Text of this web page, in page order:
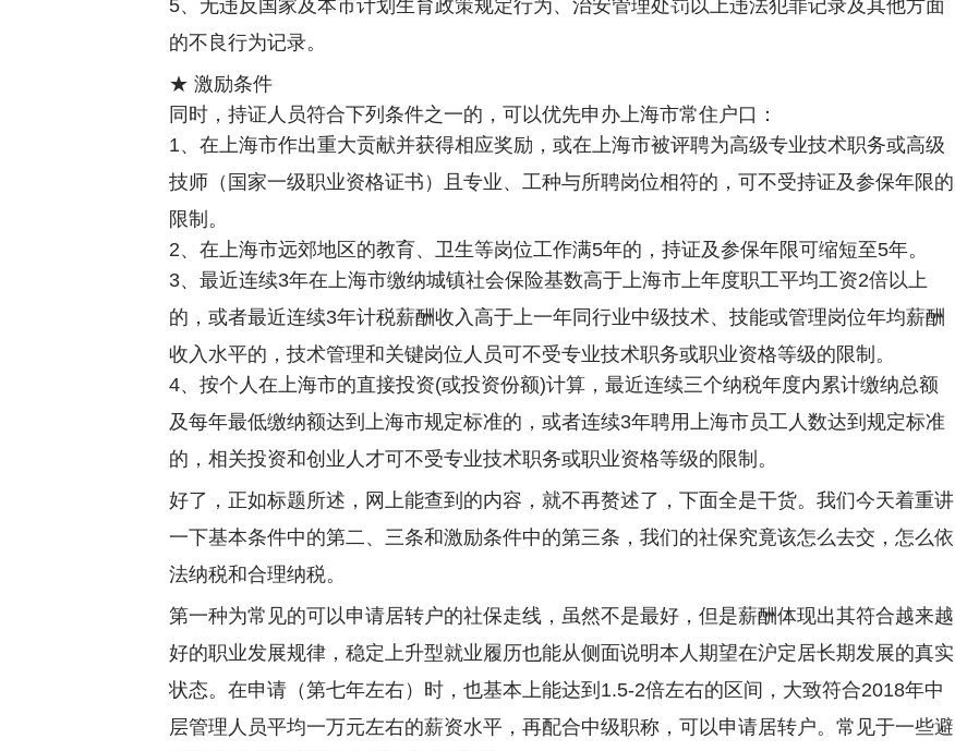
5、无违反国家及本市计划生育政策规定行为、治安管理处罚以上违法犯罪记录及其他方面
的不良行为记录。
★ 激励条件
同时，持证人员符合下列条件之一的，可以优先申办上海市常住户口：
1、在上海市作出重大贡献并获得相应奖励，或在上海市被评聘为高级专业技术职务或高级
技师（国家一级职业资格证书）且专业、工种与所聘岗位相符的，可不受持证及参保年限的
限制。
2、在上海市远郊地区的教育、卫生等岗位工作满5年的，持证及参保年限可缩短至5年。
3、最近连续3年在上海市缴纳城镇社会保险基数高于上海市上年度职工平均工资2倍以上
的，或者最近连续3年计税薪酬收入高于上一年同行业中级技术、技能或管理岗位年均薪酬
收入水平的，技术管理和关键岗位人员可不受专业技术职务或职业资格等级的限制。
4、按个人在上海市的直接投资(或投资份额)计算，最近连续三个纳税年度内累计缴纳总额
及每年最低缴纳额达到上海市规定标准的，或者连续3年聘用上海市员工人数达到规定标准
的，相关投资和创业人才可不受专业技术职务或职业资格等级的限制。
好了，正如标题所述，网上能查到的内容，就不再赘述了，下面全是干货。我们今天着重讲
一下基本条件中的第二、三条和激励条件中的第三条，我们的社保究竟该怎么去交，怎么依
法纳税和合理纳税。
第一种为常见的可以申请居转户的社保走线，虽然不是最好，但是薪酬体现出其符合越来越
好的职业发展规律，稳定上升型就业履历也能从侧面说明本人期望在沪定居长期发展的真实
状态。在申请（第七年左右）时，也基本上能达到1.5-2倍左右的区间，大致符合2018年中
层管理人员平均一万元左右的薪资水平，再配合中级职称，可以申请居转户。常见于一些避